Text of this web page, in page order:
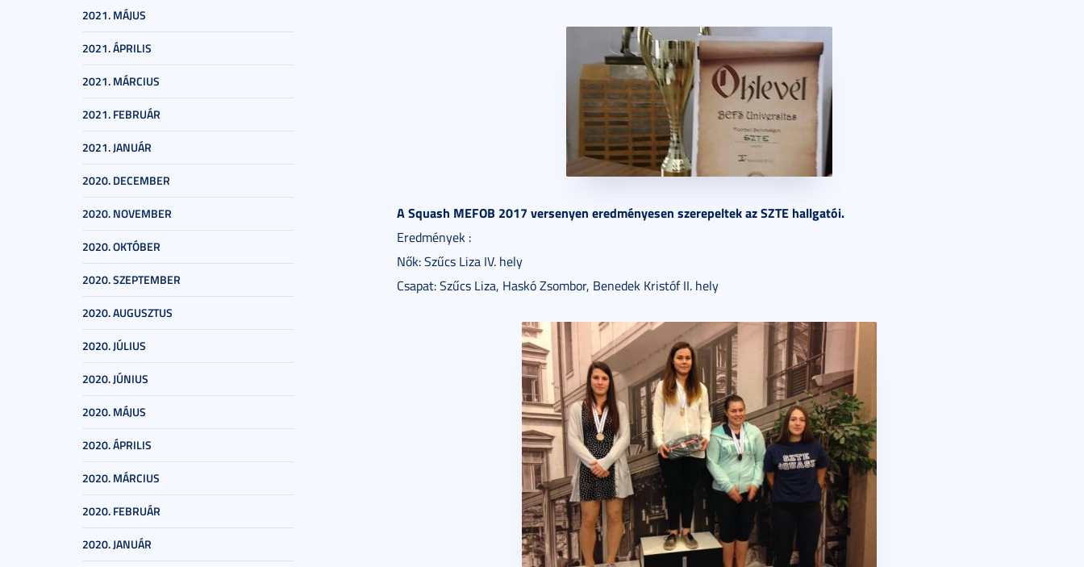
2021. MÁJUS
2021. ÁPRILIS
2021. MÁRCIUS
2021. FEBRUÁR
2021. JANUÁR
2020. DECEMBER
2020. NOVEMBER
2020. OKTÓBER
2020. SZEPTEMBER
2020. AUGUSZTUS
2020. JÚLIUS
2020. JÚNIUS
2020. MÁJUS
2020. ÁPRILIS
2020. MÁRCIUS
2020. FEBRUÁR
2020. JANUÁR
A Squash MEFOB 2017 versenyen eredményesen szerepeltek az SZTE hallgatói.
Eredmények :
Nők: Szűcs Liza IV. hely
Csapat: Szűcs Liza, Haskó Zsombor, Benedek Kristóf II. hely